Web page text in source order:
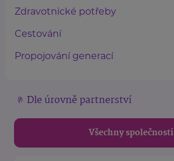
Zdravotnické potřeby
Cestování
Propojování generací
Dle úrovně partnerství
Všechny společnosti